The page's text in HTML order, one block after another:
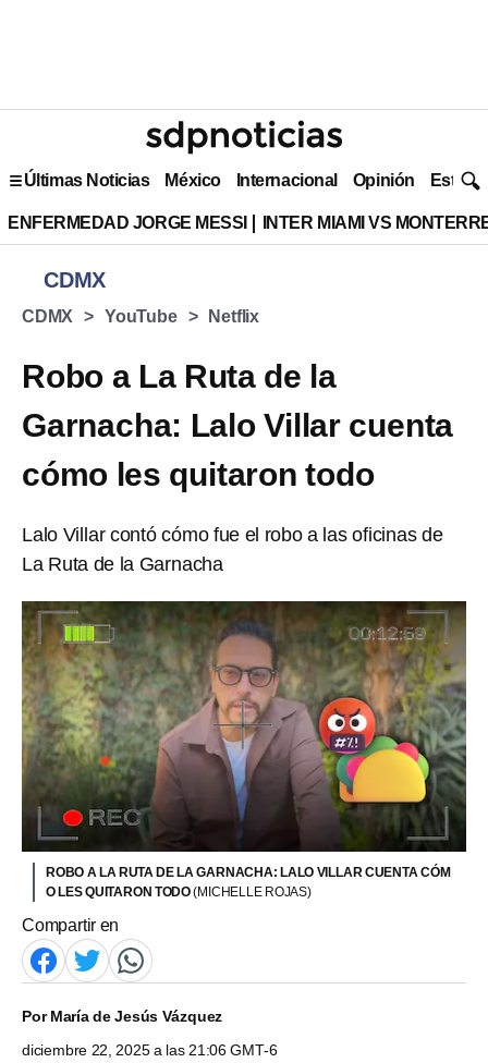
Últimas Noticias México Internacional Opinión Estilo
ENFERMEDAD JORGE MESSI INTER MIAMI VS
CDMX
CDMX YouTube Netflix
Robo a La Ruta de la
Garnacha: Lalo Villar cuenta
cómo les quitaron todo
Lalo Villar contó cómo fue el robo a las oficinas de
La Ruta de la Garnacha
ROBO A LA RUTA DE LA GARNACHA: LALO VILLAR CUENTA CÓM
O LES QUITARON TODO(MICHELLE ROJAS)
Compartir en
PorMaría de Jesús Vázquez
diciembre 22, 2025 a las 21:06 GMT-6